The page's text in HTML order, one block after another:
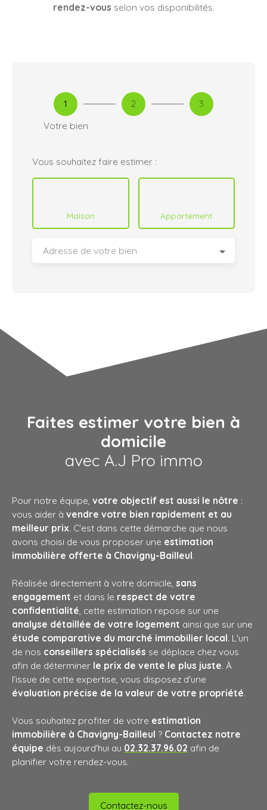
rendez-vous selon vos disponibilités.
1
Votre bien
2 3
Vous souhaitez faire estimer :
Maison Appartement
Adresse de votre bien
Faites estimer votre bien à
domicile
avec A.J Pro immo
Pour notre équipe, votre objectif est aussi le nôtre :
vous aider à vendre votre bien rapidement et au
meilleur prix. C'est dans cette démarche que nous
avons choisi de vous proposer une estimation
immobilière offerte à Chavigny-Bailleul.
Réalisée directement à votre domicile, sans
engagement et dans le respect de votre
confidentialité, cette estimation repose sur une
analyse détaillée de votre logement ainsi que sur une
étude comparative du marché immobilier local. L'un
de nos conseillers spécialisés se déplace chez vous
afin de déterminer le prix de vente le plus juste. À
l'issue de cette expertise, vous disposez d'une
évaluation précise de la valeur de votre propriété.
Vous souhaitez profiter de votre estimation
immobilière à Chavigny-Bailleul ? Contactez notre
équipe dès aujourd'hui au 02.32.37.96.02 afin de
planifier votre rendez-vous.
Contactez-nous